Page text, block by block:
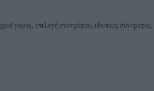
γαμος, επιλογή συντρόφου, ιδανικός σύντροφος,